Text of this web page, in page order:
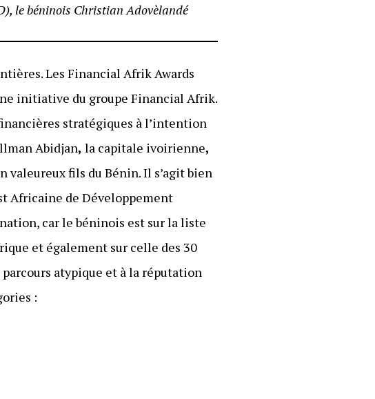
le béninois Christian Adovèlandé
Les Financial Afrik Awards
initiative du groupe Financial Afrik.
stratégiques à l’intention
Abidjan,la capitale ivoirienne,
valeureux fils du Bénin. Il s’agit bien
Africaine de Développement
car le béninois est sur la liste
et également sur celle des 30
atypique et à la réputation
: